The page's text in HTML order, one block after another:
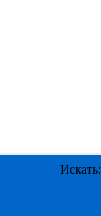
Искать: